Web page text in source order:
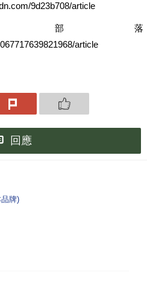
9d23b708/article
的部落
article
回應
牌)